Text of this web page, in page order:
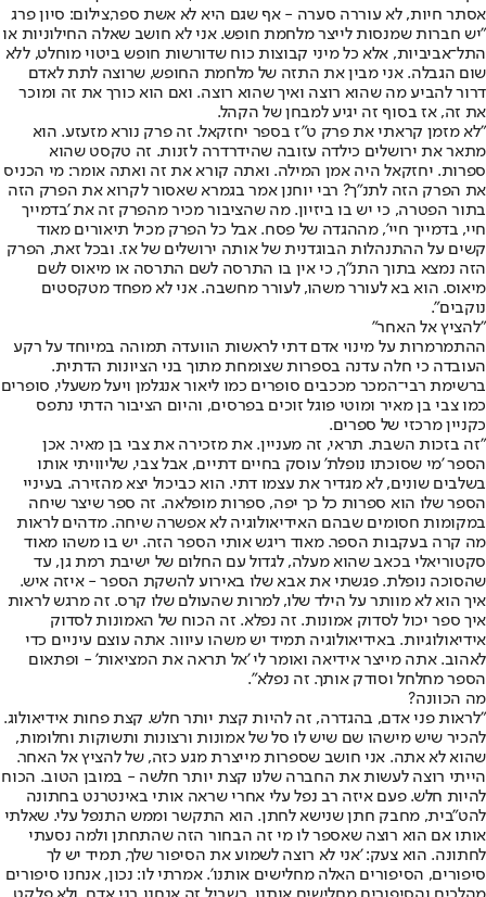
אסתר חיות, לא עוררה סערה - אף שגם היא לא אשת ספר,צילום: סיון פרג
"יש חברות שמנסות לייצר מלחמת חופש. אני לא חושב שאלה החילוניות או
התל־אביביות, אלא כל מיני קבוצות כוח שדורשות חופש ביטוי מוחלט, ללא
שום הגבלה. אני מבין את התזה של מלחמת החופש, שרוצה לתת לאדם
דרור להביע מה שהוא רוצה ואיך שהוא רוצה. ואם הוא כורך את זה ומוכר
את זה, אז בסוף זה יגיע למבחן של הקהל.
"לא מזמן קראתי את פרק ט"ז בספר יחזקאל. זה פרק נורא מזעזע. הוא
מתאר את ירושלים כילדה עזובה שהידרדרה לזנות. זה טקסט שהוא
ספרות. יחזקאל היה אמן המילה. ואתה קורא את זה ואתה אומר: מי הכניס
את הפרק הזה לתנ"ך? רבי יוחנן אמר בגמרא שאסור לקרוא את הפרק הזה
בתור הפטרה, כי יש בו ביזיון. מה שהציבור מכיר מהפרק זה את 'בדמייך
חיי, בדמייך חיי', מההגדה של פסח. אבל כל הפרק מכיל תיאורים מאוד
קשים על ההתנהלות הבוגדנית של אותה ירושלים של אז. ובכל זאת, הפרק
הזה נמצא בתוך התנ"ך, כי אין בו התרסה לשם התרסה או מיאוס לשם
מיאוס. הוא בא לעורר משהו, לעורר מחשבה. אני לא מפחד מטקסטים
נוקבים".
"להציץ אל האחר"
ההתמרמרות על מינוי אדם דתי לראשות הוועדה תמוהה במיוחד על רקע
העובדה כי חלה עדנה בספרות שצומחת מתוך בני הציונות הדתית.
ברשימת רבי־המכר מככבים סופרים כמו ליאור אנגלמן ויעל משעלי, סופרים
כמו צבי בן מאיר ומוטי פוגל זוכים בפרסים, והיום הציבור הדתי נתפס
כקניין מרכזי של ספרים.
"זה בזכות השבת. תראי, זה מעניין. את מזכירה את צבי בן מאיר. אכן
הספר 'מי שסוכתו נופלת' עוסק בחיים דתיים, אבל צבי, שליוויתי אותו
בשלבים שונים, לא מגדיר את עצמו דתי. הוא כביכול יצא מהזירה. בעיניי
הספר שלו הוא ספרות כל כך יפה, ספרות מופלאה. זה ספר שיצר שיחה
במקומות חסומים שבהם האידיאולוגיה לא אפשרה שיחה. מדהים לראות
מה קרה בעקבות הספר. מאוד ריגש אותי הספר הזה. יש בו משהו מאוד
סקטוריאלי בכאב שהוא מעלה, לגדול עם החלום של ישיבת רמת גן, עד
שהסוכה נופלת. פגשתי את אבא שלו באירוע להשקת הספר - איזה איש.
איך הוא לא מוותר על הילד שלו, למרות שהעולם שלו קרס. זה מרגש לראות
איך ספר יכול לסדוק אמונות. זה נפלא. זה הכוח של האמונות לסדוק
אידיאולוגיות. באידיאולוגיה תמיד יש משהו עיוור. אתה עוצם עיניים כדי
לאהוב. אתה מייצר אידיאה ואומר לי 'אל תראה את המציאות' - ופתאום
הספר מחלחל וסודק אותך. זה נפלא".
מה הכוונה?
"לראות פני אדם, בהגדרה, זה להיות קצת יותר חלש. קצת פחות אידיאולוג.
להכיר שיש מישהו שם שיש לו סל של אמונות ורצונות ותשוקות וחלומות,
שהוא לא אתה. אני חושב שספרות מייצרת מגע כזה, של להציץ אל האחר.
הייתי רוצה לעשות את החברה שלנו קצת יותר חלשה - במובן הטוב. הכוח
להיות חלש. פעם איזה רב נפל עלי אחרי שראה אותי באינטרנט בחתונה
להט"בית, מחבק חתן שנישא לחתן. הוא התקשר וממש התנפל עלי. שאלתי
אותו אם הוא רוצה שאספר לו מי זה הבחור הזה שהתחתן ולמה נסעתי
לחתונה. הוא צעק: 'אני לא רוצה לשמוע את הסיפור שלך, תמיד יש לך
סיפורים, הסיפורים האלה מחלישים אותנו'. אמרתי לו: נכון, אנחנו סיפורים